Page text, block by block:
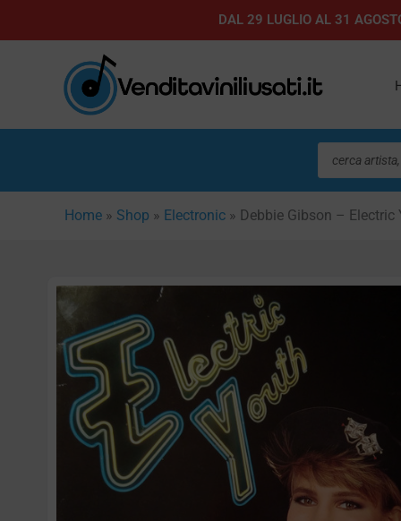
al
DAL 29 LUGLIO AL 31
Ricerca
prodotti
Home » Shop » Electronic » Debbie Gibson – Electric